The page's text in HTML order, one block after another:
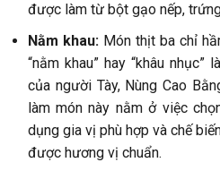
được làm từ bột gạo nếp,
Nằm khau:Món thịt ba chỉ
“nằm khau” hay “khâu
của người Tày, Nùng Cao
làm món này nằm ở việc
dụng gia vị phù hợp và chế
được hương vị chuẩn.